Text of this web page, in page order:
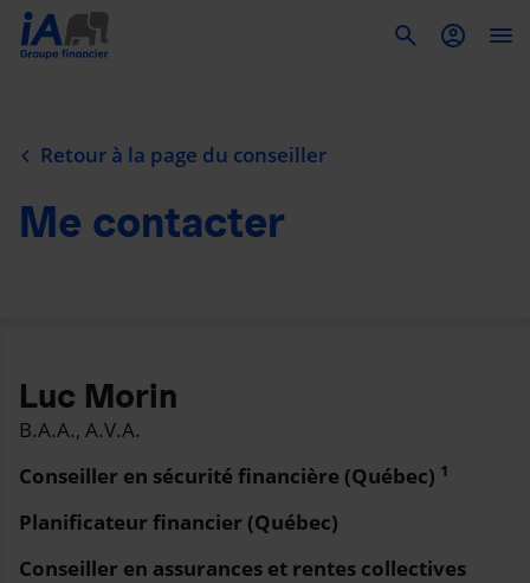
Retour à la page du conseiller
Me contacter
Luc Morin
B.A.A., A.V.A.
Conseiller en sécurité financière (Québec) 1
Planificateur financier (Québec)
Conseiller en assurances et rentes collectives